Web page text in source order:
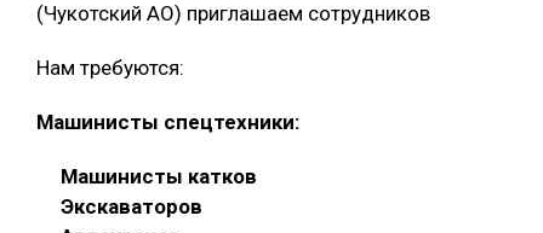
(Чукотский АО) приглашаем сотрудников
Нам требуются:
Машинисты спецтехники:
Машинисты катков
Экскаваторов